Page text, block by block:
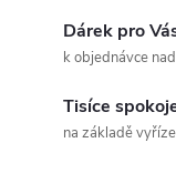
Dárek pro
k objednávce
Tisíce
na základě